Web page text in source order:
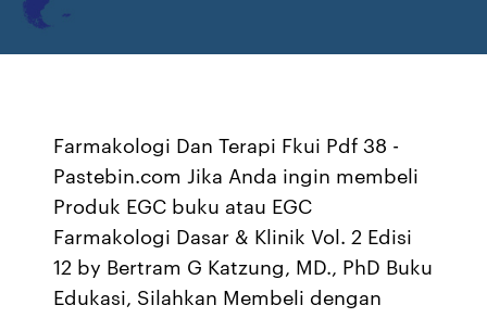
Farmakologi Dan Terapi Fkui Pdf 38 -
Pastebin.com Jika Anda ingin membeli
Produk EGC buku atau EGC
Farmakologi Dasar & Klinik Vol. 2 Edisi
12 by Bertram G Katzung, MD., PhD Buku
Edukasi, Silahkan Membeli dengan